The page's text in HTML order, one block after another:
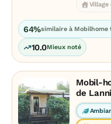
Village
64%similaire à Mobilhome
10.0Mieux noté
Mobil-
de